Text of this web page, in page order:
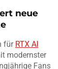
neue
für RTX AI
modernster
Fans